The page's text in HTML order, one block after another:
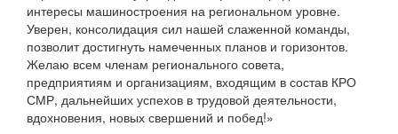
интересы машиностроения на региональном уровне.
Уверен, консолидация сил нашей слаженной команды,
позволит достигнуть намеченных планов и горизонтов.
Желаю всем членам регионального совета,
предприятиям и организациям, входящим в состав КРО
СМР, дальнейших успехов в трудовой деятельности,
вдохновения, новых свершений и побед!»